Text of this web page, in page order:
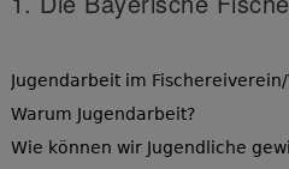
Jugendarbeit im
Warum Jugendarbeit?
Wie können wir Jugendliche